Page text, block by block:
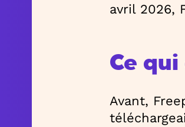
avril 2026,
Ce
Avant,